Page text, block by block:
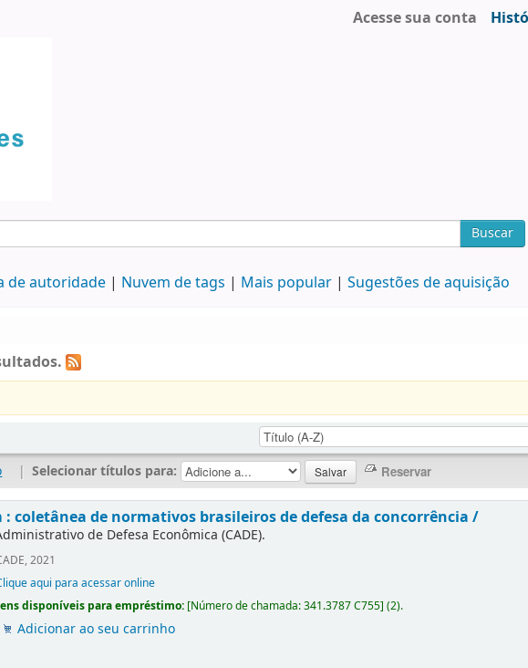
Acesse sua conta
Buscar
de autoridade Nuvem de tags Mais popular Sugestões de aquisição
| Selecionar títulos para:
: coletânea de normativos brasileiros de defesa da concorrência /
de Defesa Econômica (CADE).
2021
aqui para acessar online
disponíveis para empréstimo: [Número de chamada:341.3787 C755](2).
Adicionar ao seu carrinho